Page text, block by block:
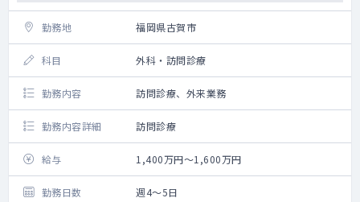
勤務地 福岡県古賀市
科目 外科・訪問診療
勤務内容 訪問診療、外来業務
勤務内容詳細 訪問診療
給与 1,400万円～1,600万円
勤務日数 週4～5日